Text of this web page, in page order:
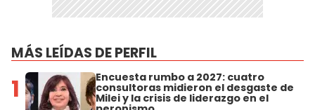
MÁS LEÍDAS DE PERFIL
1 Encuesta rumbo a 2027: cuatro
consultoras midieron el desgaste de
Milei y la crisis de liderazgo en el